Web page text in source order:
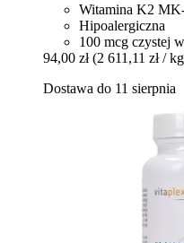
Witamina K2
Hipoalergiczna
100 mcg czystej
94,00 zł (2 611,11 zł /
Dostawa do 11 sierpnia